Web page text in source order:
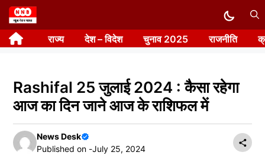
Skip
to
content राज्य देश – विदेश चुनाव 2025 राजनीति
Rashifal 25 जुलाई 2024 : कैसा रहेगा
आज का दिन जाने आज के राशिफल में
News Desk
Published on -July 25, 2024